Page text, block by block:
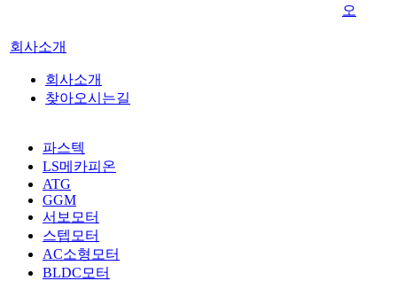
오
회사소개
회사소개
찾아오시는길
파스텍
LS메카피온
ATG
GGM
서보모터
스텝모터
AC소형모터
BLDC모터